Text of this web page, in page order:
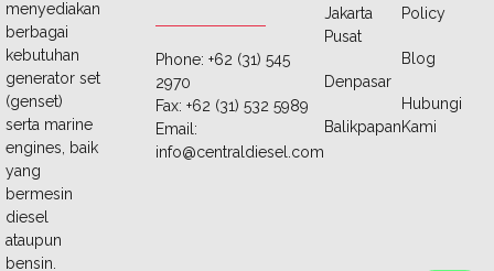
menyediakan
berbagai
kebutuhan
generator set
(genset)
serta marine
engines, baik
yang
bermesin
diesel
ataupun
bensin.
Phone: +62 (31) 545
2970
Fax: +62 (31) 532 5989
Email:
info@centraldiesel.com
Jakarta
Pusat
Denpasar
Balikpapan
Policy
Blog
Hubungi
Kami